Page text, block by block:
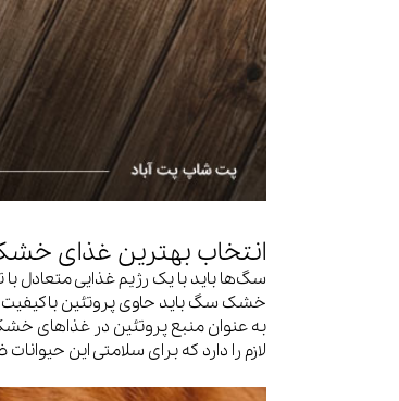
انتخاب بهترین غذای
سگ‌ها باید با یک رژیم غذایی متعادل
خشک سگ باید حاوی پروتئین باکیفیت
به عنوان منبع پروتئین در غذاهای
لازم را دارد که برای سلامتی این